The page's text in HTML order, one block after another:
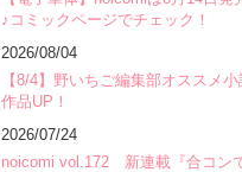
♪コミックページでチェック！
2026/08/04
【8/4】野いちご編集部オススメ
作品UP！
2026/07/24
noicomi vol.172 新連載『合コン